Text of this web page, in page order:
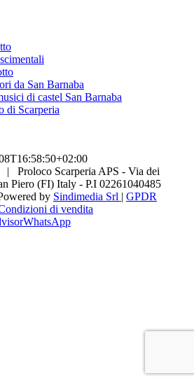
da San Barnaba
di castel San Barnaba
di Scarperia
| Proloco Scarperia APS - Via dei
Piero (FI) Italy - P.I 02261040485
by Sindimedia Srl | GPDR
di vendita
WhatsApp